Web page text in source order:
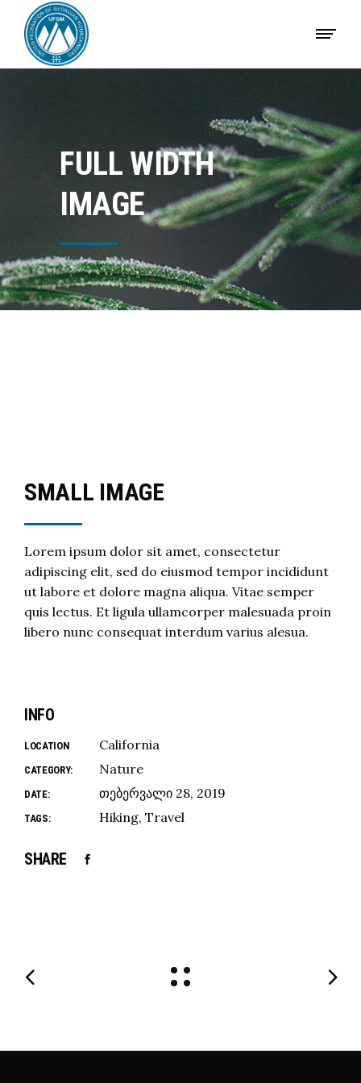
FULL WIDTH
IMAGE
SMALL IMAGE
Lorem ipsum dolor sit amet, consectetur
adipiscing elit, sed do eiusmod tempor incididunt
ut labore et dolore magna aliqua. Vitae semper
quis lectus. Et ligula ullamcorper malesuada proin
libero nunc consequat interdum varius alesua.
INFO
LOCATION California
CATEGORY: Nature
DATE: თებერვალი 28, 2019
TAGS: Hiking Travel
SHARE